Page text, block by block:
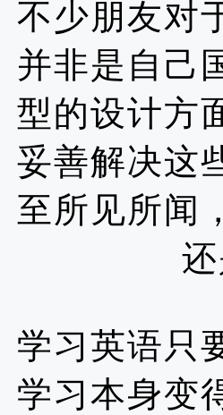
不少朋友对
并非是自己
型的设计方
妥善解决这
至所见所闻
学习英语只
学习本身变